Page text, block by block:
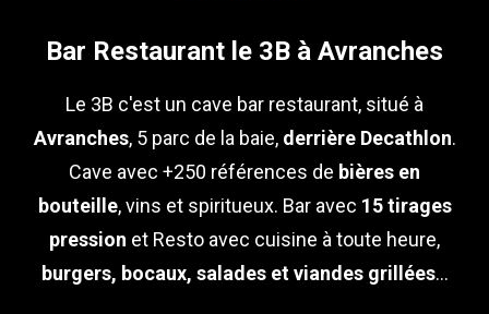
Bar Restaurant le 3B à Avranches
Le 3B c'est un cave bar restaurant, situé à
Avranches, 5 parc de la baie, derrière Decathlon.
Cave avec +250 références de bières en
bouteille, vins et spiritueux. Bar avec 15 tirages
pression et Resto avec cuisine à toute heure,
burgers, bocaux, salades et viandes grillées...